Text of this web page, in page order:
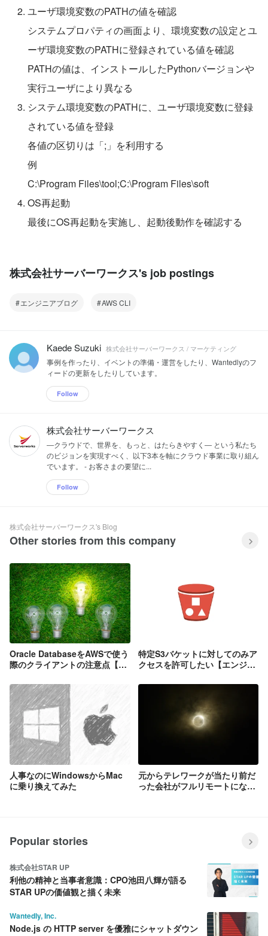
ユーザ環境変数のPATHの値を確認
システムプロパティの画面より、環境変数の設定とユ
ーザ環境変数のPATHに登録されている値を確認
PATHの値は、インストールしたPythonバージョンや
実行ユーザにより異なる
システム環境変数のPATHに、ユーザ環境変数に登録
されている値を登録
各値の区切りは「;」を利用する
例
C:\Program Files\tool;C:\Program Files\soft
OS再起動
最後にOS再起動を実施し、起動後動作を確認する
株式会社サーバーワークス's job postings
エンジニアブログ AWS CLI
Kaede Suzuki 株式会社サーバーワークス / マーケティング
事例を作ったり、イベントの準備・運営をしたり、Wantedlyのフ
ィードの更新をしたりしています。
Follow
株式会社サーバーワークス
―クラウドで、世界を、もっと、はたらきやすく― という私たち
のビジョンを実現すべく、以下3本を軸にクラウド事業に取り組ん
でいます。 - お客さまの要望に...
Follow
株式会社サーバーワークス's Blog
Other stories from this company
Oracle DatabaseをAWSで使う
際のクライアントの注意点【エ
特定S3バケットに対してのみア
クセスを許可したい【エンジニ
人事なのにWindowsからMac
に乗り換えてみた
元からテレワークが当たり前だ
った会社がフルリモートになっ
Popular stories
株式会社STAR UP
利他の精神と当事者意識：CPO池田八輝が語る
STAR UPの価値観と描く未来
Wantedly, Inc.
Node.js の HTTP server を優雅にシャットダウン